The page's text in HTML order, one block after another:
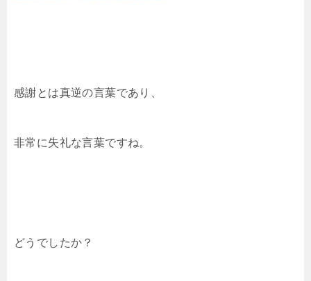
感謝とは真逆の言葉であり、
非常に失礼な言葉ですね。
どうでしたか？